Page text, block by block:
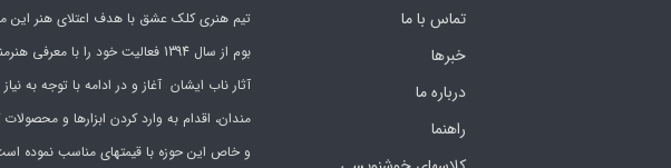
تماس با ما
خبرها
درباره ما
راهنما
تیم هنری کلک عشق با هدف اعتلای هنر این
بوم از سال 1394 فعالیت خود را با معرفی
آثار ناب ایشان آغاز و در ادامه با توجه به نیاز
مندان، اقدام به وارد کردن ابزارها و
و خاص این حوزه با قیمتهای مناسب نموده